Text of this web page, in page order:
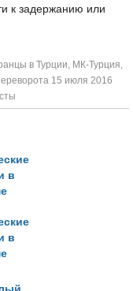
к задержанию или
в Турции, МК-Турция,
15 июля 2016
в